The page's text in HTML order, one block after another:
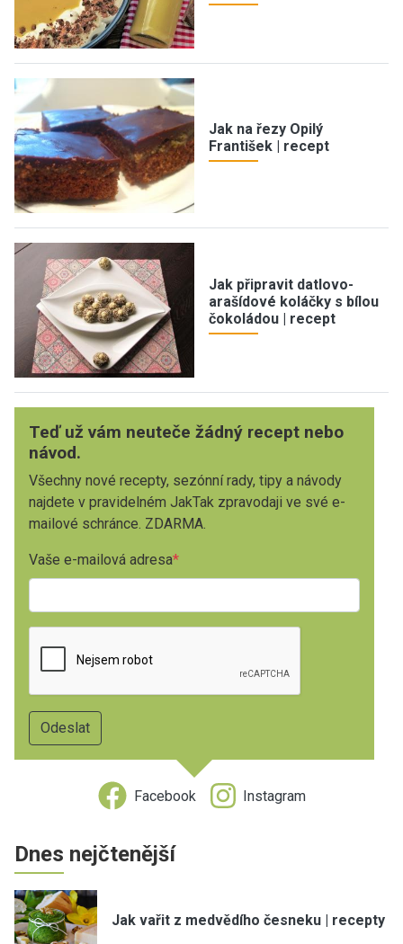
Jak na řezy Opilý
František | recept
Jak připravit datlovo-
arašídové koláčky s bílou
čokoládou | recept
Teď už vám neuteče žádný recept nebo
návod.
Všechny nové recepty, sezónní rady, tipy a návody
najdete v pravidelném JakTak zpravodaji ve své e-
mailové schránce. ZDARMA.
Vaše e-mailová adresa
Facebook Instagram
Dnes nejčtenější
Jak vařit z medvědího česneku | recepty